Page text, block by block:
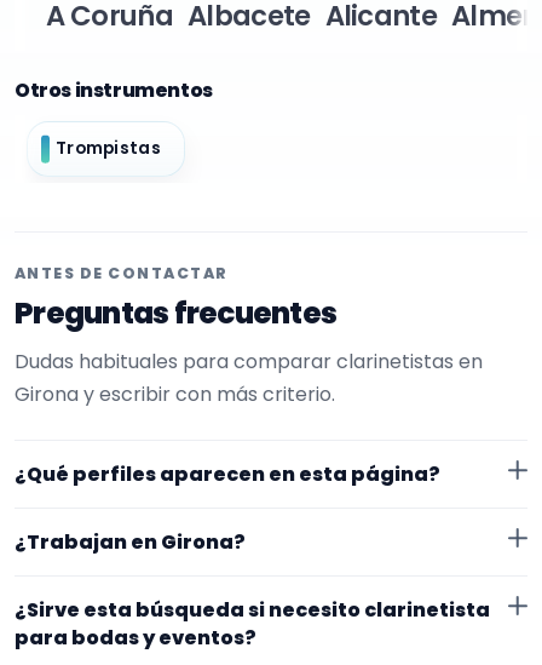
A Coruña Albacete Alicante
Otros instrumentos
Trompistas
ANTES DE CONTACTAR
Preguntas frecuentes
Dudas habituales para comparar clarinetistas en
Girona y escribir con más criterio.
¿Qué perfiles aparecen en esta página?
EncuentraMúsico. La selección está filtrada por
Además, la página se centra en perfiles que trabajan
¿Trabajan en Girona?
en Girona. Aun así, conviene confirmar lugar exacto,
¿Sirve esta búsqueda si necesito clarinetista
para bodas y eventos?